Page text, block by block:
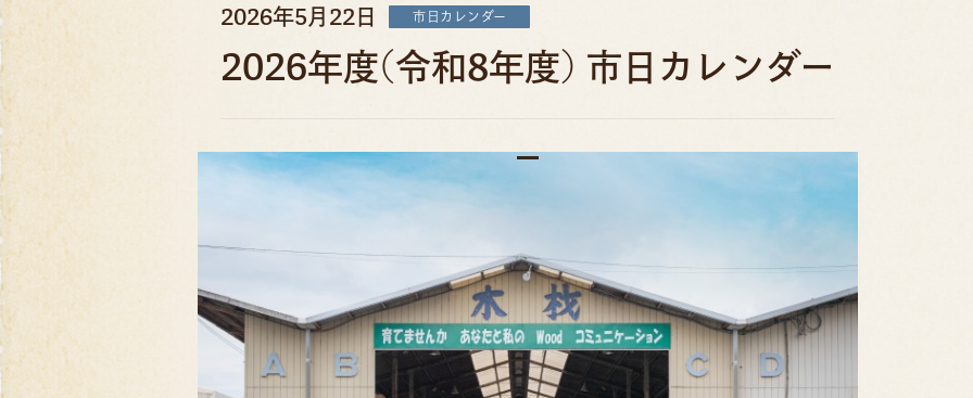
2026年5月22日 市日カレンダー
2026年度(令和8年度) 市日カレンダー